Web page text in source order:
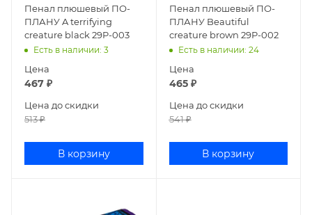
Пенал плюшевый ПО-
ПЛАНУ A terrifying
creature black 29P-003
Есть в наличии: 3
Цена
467 ₽
Цена до скидки
513₽
В корзину
Пенал плюшевый ПО-
ПЛАНУ Beautiful
creature brown 29P-002
Есть в наличии: 24
Цена
465₽
Цена до скидки
541₽
В корзину